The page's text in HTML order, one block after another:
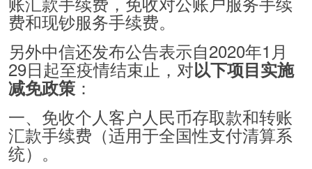
费和现钞服务手续费。
另外中信还发布公告表示自2020年1月
29日起至疫情结束止，对以下项目实施
减免政策 ：
一、免收个人客户人民币存取款和转账
汇款手续费（适用于全国性支付清算系
统）。